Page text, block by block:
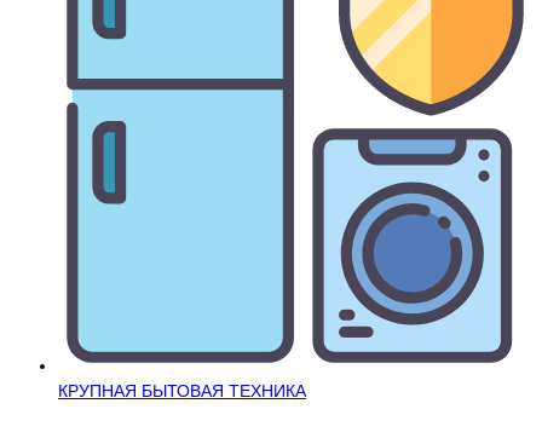
КРУПНАЯ БЫТОВАЯ ТЕХНИКА